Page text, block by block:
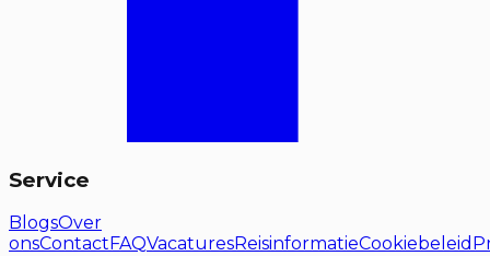
Service
BlogsOver
onsContact FAQVacaturesReisinformatieCookiebeleid